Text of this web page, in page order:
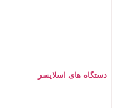
دستگاه های اسلایسر